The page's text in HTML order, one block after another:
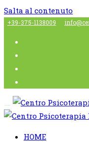
Salta al contenuto
+39-375-1138009
HOME